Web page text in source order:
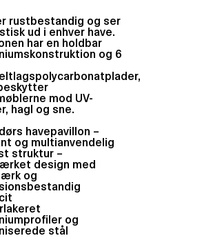
rustbestandig og ser
ud i enhver have.
har en holdbar
og 6
mod UV-
hagl og sne.
havepavillon –
og multianvendelig
struktur –
design med
og
og
stål